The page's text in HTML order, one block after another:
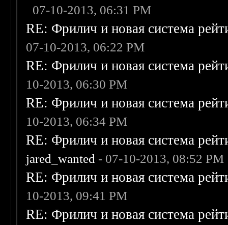
07-10-2013, 06:31 PM
RE: Фрилич и новая система
07-10-2013, 06:22 PM
RE: Фрилич и новая система
10-2013, 06:30 PM
RE: Фрилич и новая система
10-2013, 06:34 PM
RE: Фрилич и новая система
jared_wanted - 07-10-2013, 08:52 PM
RE: Фрилич и новая система
10-2013, 09:41 PM
RE: Фрилич и новая система